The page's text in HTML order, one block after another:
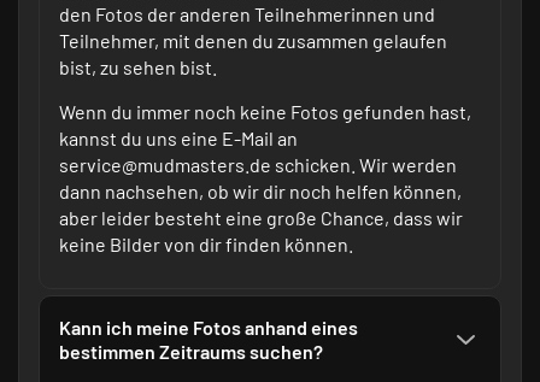
den Fotos der anderen Teilnehmerinnen und
Teilnehmer, mit denen du zusammen gelaufen
bist, zu sehen bist.
Wenn du immer noch keine Fotos gefunden hast,
kannst du uns eine E-Mail an
service@mudmasters.de schicken. Wir werden
dann nachsehen, ob wir dir noch helfen können,
aber leider besteht eine große Chance, dass wir
keine Bilder von dir finden können.
Kann ich meine Fotos anhand eines
bestimmen Zeitraums suchen?